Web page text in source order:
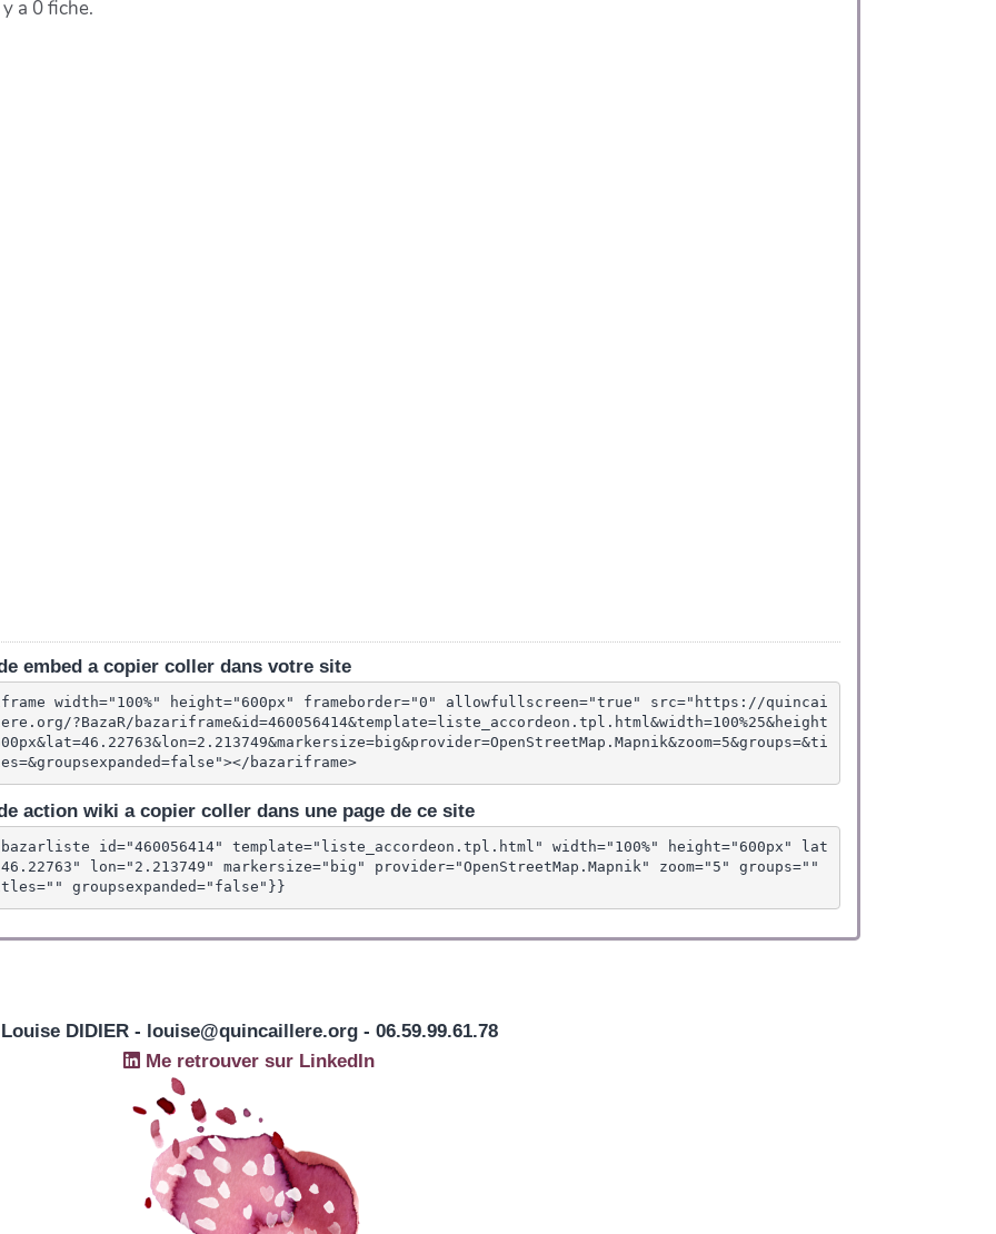
embed a copier coller dans votre site
width="100%" height="600px" frameborder="0" allowfullscreen="true" src="https://quincai
?BazaR/bazariframe&id=460056414&template=liste_accordeon.tpl.html&width=100%25&height
bazariframe>
action wiki a copier coller dans une page de ce site
id="460056414" template="liste_accordeon.tpl.html" width="100%" height="600px" lat
lon="2.213749" markersize="big" provider="OpenStreetMap.Mapnik" zoom="5" groups=""
groupsexpanded="false"}}
Louise DIDIER - louise@quincaillere.org - 06.59.99.61.78
Me retrouver sur LinkedIn